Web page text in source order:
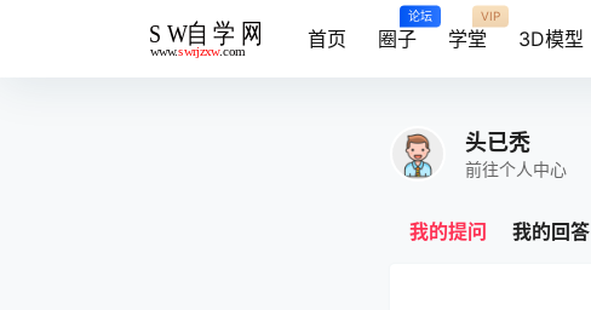
首页 圈子
论坛
学堂
VIP
3D模型
头已秃
前往个人中心
我的提问 我的回答